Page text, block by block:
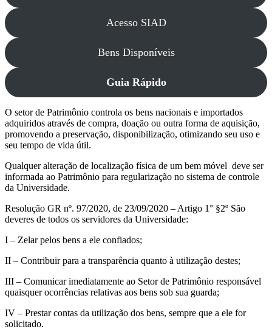
Acesso SIAD
Bens Disponíveis
Guia Rápido
O setor de Patrimônio controla os bens nacionais e importados
adquiridos através de compra, doação ou outra forma de aquisição,
promovendo a preservação, disponibilização, otimizando seu uso e
seu tempo de vida útil.
Qualquer alteração de localização física de um bem móvel deve ser
informada ao Patrimônio para regularização no sistema de controle
da Universidade.
Resolução GR nº. 97/2020, de 23/09/2020 – Artigo 1° §2º São
deveres de todos os servidores da Universidade:
I – Zelar pelos bens a ele confiados;
II – Contribuir para a transparência quanto à utilização destes;
III – Comunicar imediatamente ao Setor de Patrimônio responsável
quaisquer ocorrências relativas aos bens sob sua guarda;
IV – Prestar contas da utilização dos bens, sempre que a ele for
solicitado.